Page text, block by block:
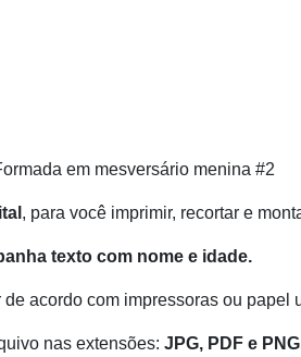
em mesversário menina #2
, para você imprimir, recortar e
texto com nome e idade.
acordo com impressoras ou papel
nas extensões: JPG, PDF e